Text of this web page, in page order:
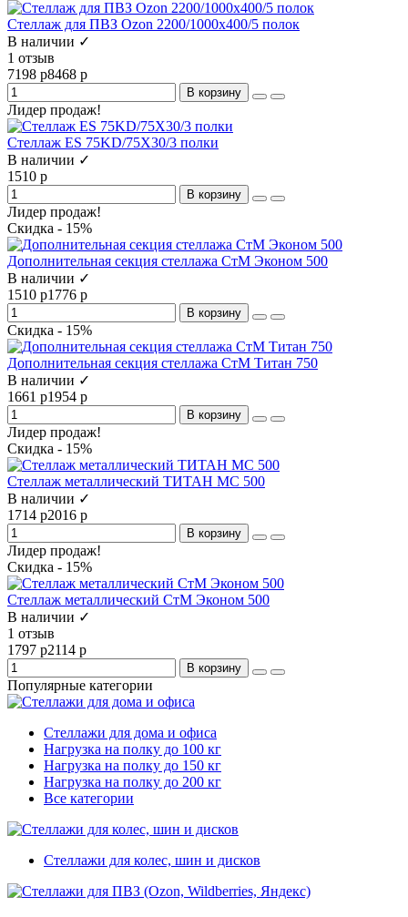
Стеллаж для ПВЗ Ozon 2200/1000x400/5 полок
В наличии ✓
1 отзыв
7198 р8468 р
В корзину
Лидер продаж!
Стеллаж ES 75KD/75Х30/3 полки
В наличии ✓
1510 р
В корзину
Лидер продаж!
Скидка - 15%
Дополнительная секция стеллажа СтМ Эконом 500
В наличии ✓
1510 р1776 р
В корзину
Скидка - 15%
Дополнительная секция стеллажа СтМ Титан 750
В наличии ✓
1661 р1954 р
В корзину
Лидер продаж!
Скидка - 15%
Стеллаж металлический ТИТАН МС 500
В наличии ✓
1714 р2016 р
В корзину
Лидер продаж!
Скидка - 15%
Стеллаж металлический СтМ Эконом 500
В наличии ✓
1 отзыв
1797 р2114 р
В корзину
Популярные категории
Стеллажи для дома и офиса
Нагрузка на полку до 100 кг
Нагрузка на полку до 150 кг
Нагрузка на полку до 200 кг
Все категории
Стеллажи для колес, шин и дисков